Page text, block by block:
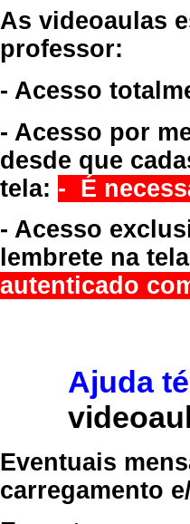
As videoaulas
professor:
- Acesso
- Acesso por
desde que
tela: - É
- Acesso
lembrete na
autenticado
Ajuda
Eventuais
carregamento